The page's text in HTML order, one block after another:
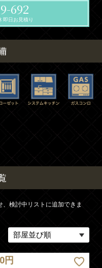
692
即日お見積り
検討中リストに追加できま
円